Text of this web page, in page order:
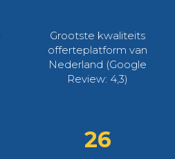
Grootste kwaliteits
offerteplatform van
Nederland (Google
Review: 4,3)
26